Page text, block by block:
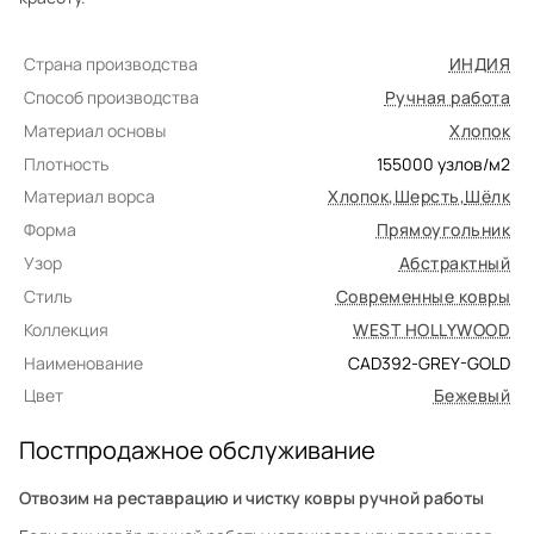
Страна производства
ИНДИЯ
Способ производства
Ручная работа
Материал основы
Хлопок
Плотность
155000 узлов/м2
Материал ворса
Хлопок,Шерсть,Шёлк
Форма
Прямоугольник
Узор
Абстрактный
Стиль
Современные ковры
Коллекция
WEST HOLLYWOOD
Наименование
CAD392-GREY-GOLD
Цвет
Бежевый
Постпродажное обслуживание
Отвозим на реставрацию и чистку ковры ручной работы